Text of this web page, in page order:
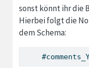
sonst könnt ihr die
Hierbei folgt die
dem Schema: